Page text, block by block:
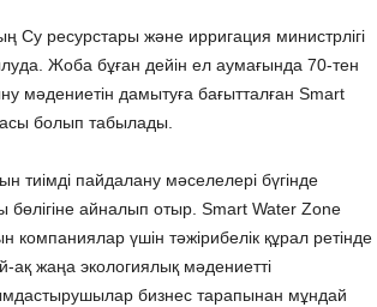
Су ресурстары және ирригация министрлігі
Жоба бұған дейін ел аумағында 70-тен
мәдениетін дамытуға бағытталған Smart
болып табылады.
пайдалану мәселелері бүгінде
бөлігіне айналып отыр. Smart Water Zone
компаниялар үшін тәжірибелік құрал ретінде
ақ жаңа экологиялық мәдениетті
бизнес тарапынан мұндай